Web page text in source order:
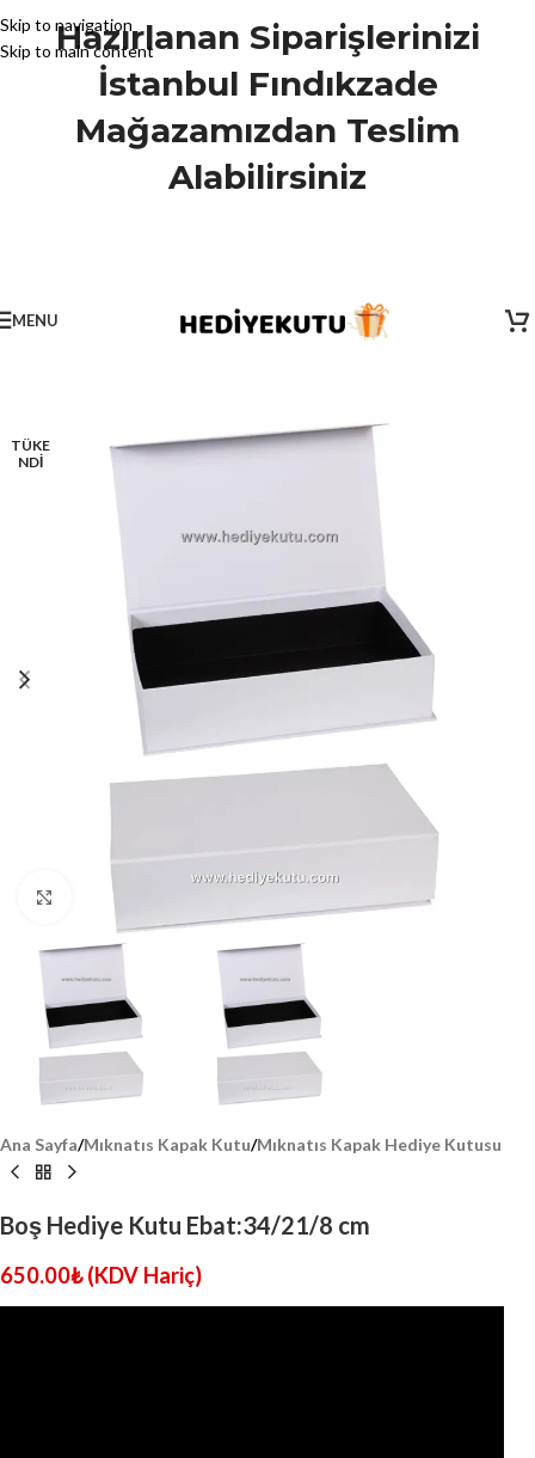
Skip to navigation
Skip to main content
Hazırlanan Siparişlerinizi
İstanbul Fındıkzade
Mağazamızdan Teslim
Alabilirsiniz
MENU
TÜKE
NDİ
Click to enlarge
Ana Sayfa/Mıknatıs Kapak Kutu/Mıknatıs Kapak Hediye Kutusu
Boş Hediye Kutu Ebat:34/21/8 cm
650.00₺ (KDV Hariç)